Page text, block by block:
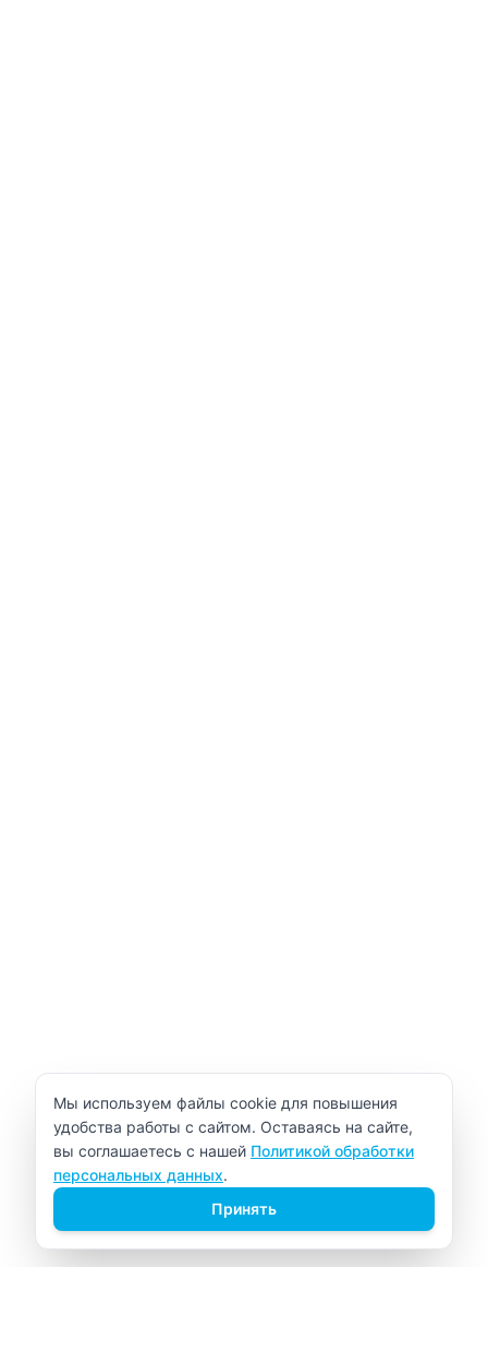
Уведомление об использовании cookie
Мы используем файлы cookie для повышения
удобства работы с сайтом. Оставаясь на сайте,
вы соглашаетесь с нашей Политикой обработки
персональных данных.
Принять